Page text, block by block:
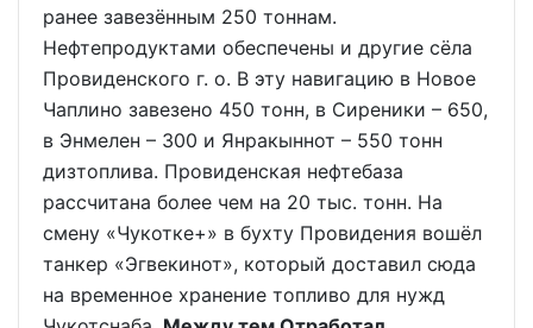
ранее завезённым 250 тоннам.
Нефтепродуктами обеспечены и другие сёла
Провиденского г. о. В эту навигацию в Новое
Чаплино завезено 450 тонн, в Сиреники – 650,
в Энмелен – 300 и Янракыннот – 550 тонн
дизтоплива. Провиденская нефтебаза
рассчитана более чем на 20 тыс. тонн. На
смену «Чукотке+» в бухту Провидения вошёл
танкер «Эгвекинот», который доставил сюда
на временное хранение топливо для нужд